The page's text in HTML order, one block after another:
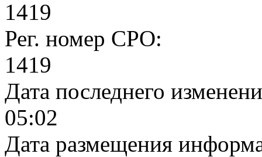
1419
Рег. номер СРО:
1419
Дата последнего
05:02
Дата размещения